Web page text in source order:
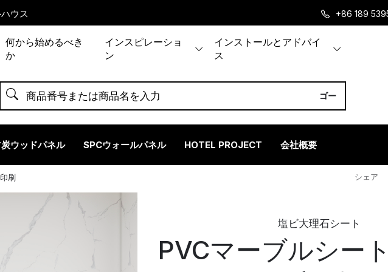
ウス +86 189
何から始めるべき
か
インスピレーショ
ン
インストールとアドバイ
ス
ウッドパネル SPCウォールパネル HOTEL PROJECT 会社概要
刷 シェア
塩ビ大理石シート
PVCマーブルシー